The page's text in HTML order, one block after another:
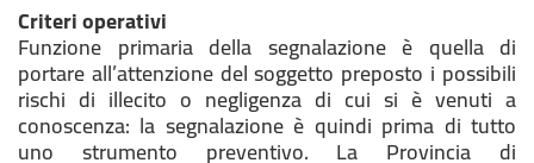
Criteri operativi
Funzione primaria della segnalazione è quella di
portare all’attenzione del soggetto preposto i possibili
rischi di illecito o negligenza di cui si è venuti a
conoscenza: la segnalazione è quindi prima di tutto
uno strumento preventivo. La Provincia di